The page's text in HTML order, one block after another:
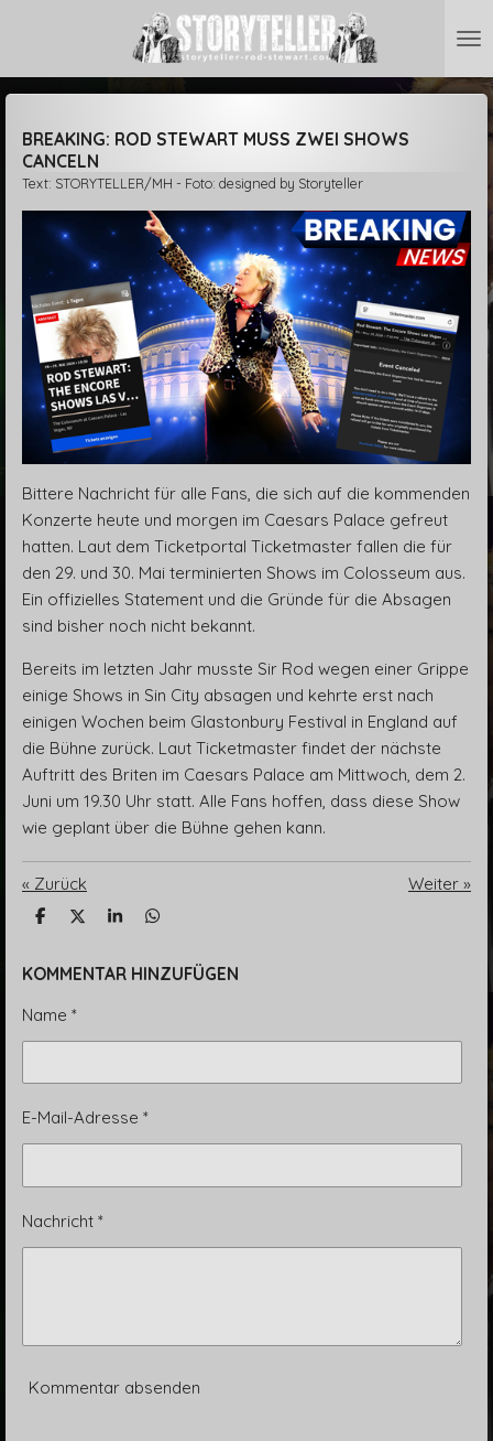
springen
BREAKING: ROD STEWART MUSS ZWEI SHOWS
CANCELN
Text: STORYTELLER/MH - Foto: designed by Storyteller
Bittere Nachricht für alle Fans, die sich auf die kommenden
Konzerte heute und morgen im Caesars Palace gefreut
hatten. Laut dem Ticketportal Ticketmaster fallen die für
den 29. und 30. Mai terminierten Shows im Colosseum aus.
Ein offizielles Statement und die Gründe für die Absagen
sind bisher noch nicht bekannt.
Bereits im letzten Jahr musste Sir Rod wegen einer Grippe
einige Shows in Sin City absagen und kehrte erst nach
einigen Wochen beim Glastonbury Festival in England auf
die Bühne zurück. Laut Ticketmaster findet der nächste
Auftritt des Briten im Caesars Palace am Mittwoch, dem 2.
Juni um 19.30 Uhr statt. Alle Fans hoffen, dass diese Show
wie geplant über die Bühne gehen kann.
« Zurück Weiter »
T
l
T
l
T
l
T
l
KOMMENTAR HINZUFÜGEN
Name *
E-Mail-Adresse *
Nachricht *
Kommentar absenden